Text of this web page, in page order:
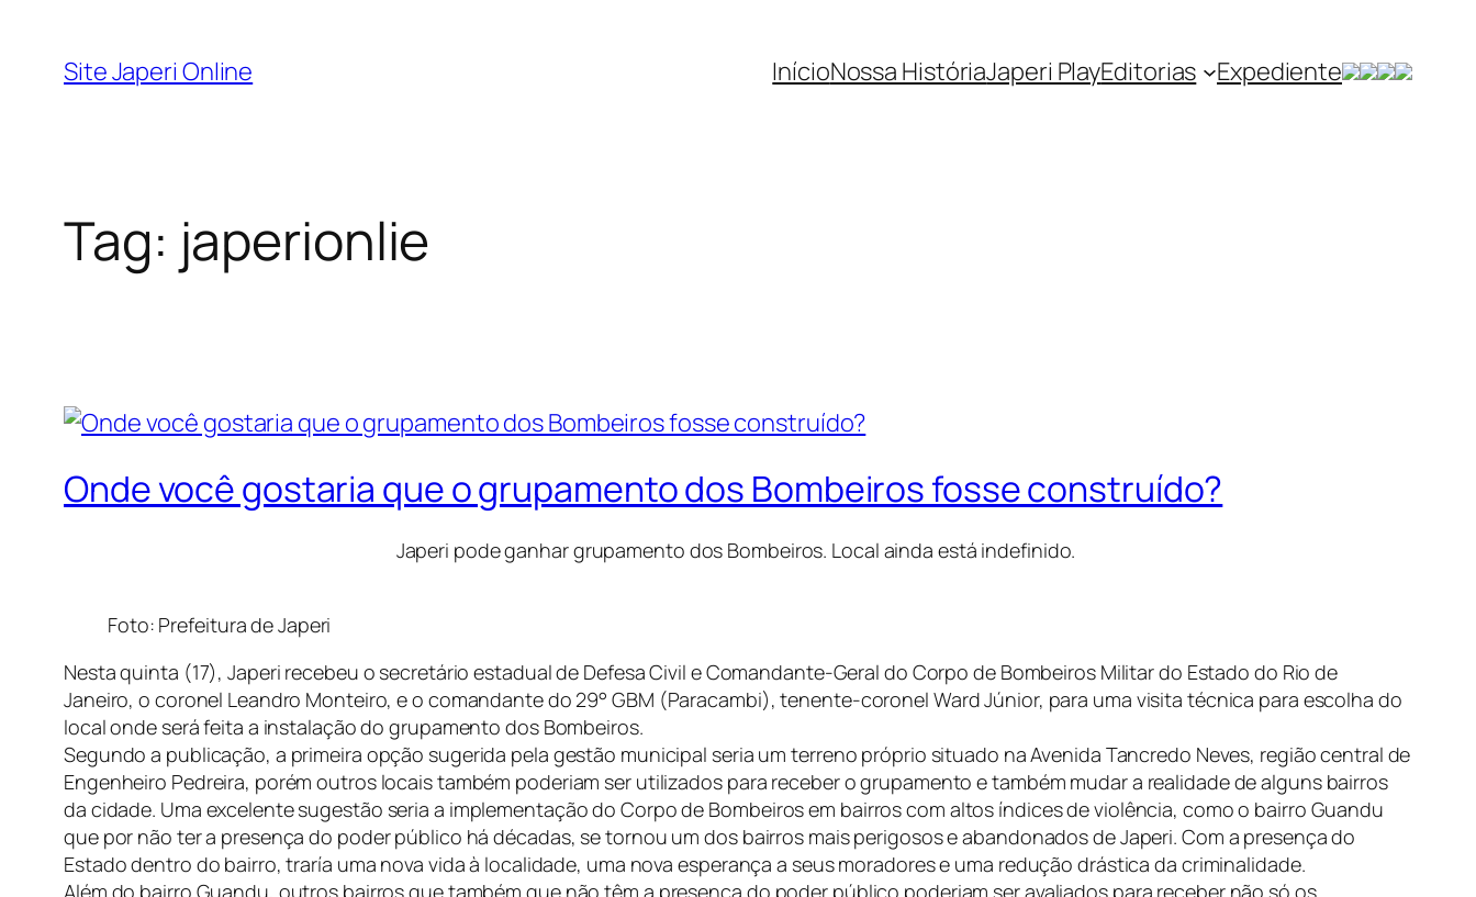
Site Japeri Online InícioNossa HistóriaJaperi PlayEditorias Expediente
Tag: japerionlie
Onde você gostaria que o grupamento dos Bombeiros fosse construído?
Japeri pode ganhar grupamento dos Bombeiros. Local ainda está indefinido.
Foto: Prefeitura de Japeri
Nesta quinta (17), Japeri recebeu o secretário estadual de Defesa Civil e Comandante-Geral do Corpo de Bombeiros Militar do Estado do Rio de
Janeiro, o coronel Leandro Monteiro, e o comandante do 29° GBM (Paracambi), tenente-coronel Ward Júnior, para uma visita técnica para escolha do
local onde será feita a instalação do grupamento dos Bombeiros.
Segundo a publicação, a primeira opção sugerida pela gestão municipal seria um terreno próprio situado na Avenida Tancredo Neves, região central de
Engenheiro Pedreira, porém outros locais também poderiam ser utilizados para receber o grupamento e também mudar a realidade de alguns bairros
da cidade. Uma excelente sugestão seria a implementação do Corpo de Bombeiros em bairros com altos índices de violência, como o bairro Guandu
que por não ter a presença do poder público há décadas, se tornou um dos bairros mais perigosos e abandonados de Japeri. Com a presença do
Estado dentro do bairro, traría uma nova vida à localidade, uma nova esperança a seus moradores e uma redução drástica da criminalidade.